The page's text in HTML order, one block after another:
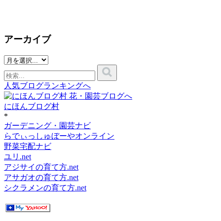
アーカイブ
人気ブログランキングへ
にほんブログ村
*
ガーデニング・園芸ナビ
らでぃっしゅぼーやオンライン
野菜宅配ナビ
ユリ.net
アジサイの育て方.net
アサガオの育て方.net
シクラメンの育て方.net